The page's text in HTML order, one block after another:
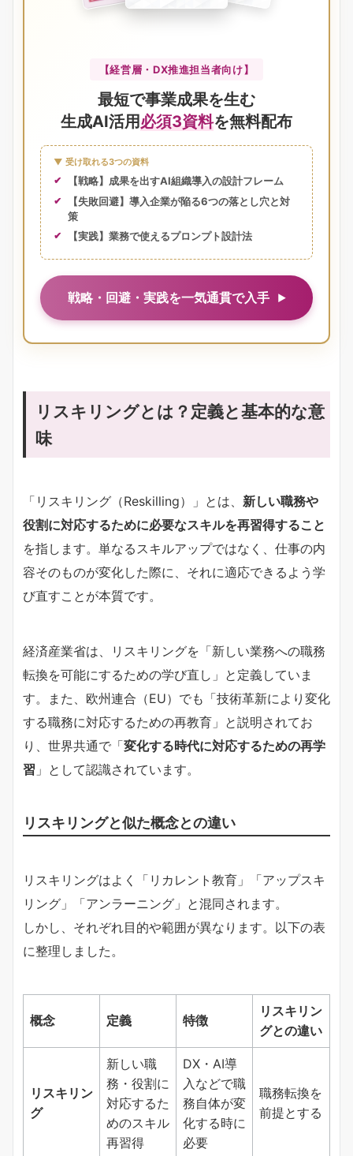
【経営層・DX推進担当者向け】
最短で事業成果を生む
生成AI活用必須3資料を無料配布
▼ 受け取れる3つの資料
【戦略】成果を出すAI組織導入の設計フレーム
【失敗回避】導入企業が陥る6つの落とし穴と対
策
【実践】業務で使えるプロンプト設計法
戦略・回避・実践を一気通貫で入手
リスキリングとは？定義と基本的な意
味
「リスキリング（Reskilling）」とは、 新しい職務や
役割に対応するために必要なスキルを再習得すること
を指します。単なるスキルアップではなく、仕事の内
容そのものが変化した際に、それに適応できるよう学
び直すことが本質です。
経済産業省は、リスキリングを「新しい業務への職務
転換を可能にするための学び直し」と定義していま
す。また、欧州連合（EU）でも「技術革新により変化
する職務に対応するための再教育」と説明されてお
り、世界共通で「変化する時代に対応するための再学
習 」として認識されています。
リスキリングと似た概念との違い
リスキリングはよく「リカレント教育」「アップスキ
リング」「アンラーニング」と混同されます。
しかし、それぞれ目的や範囲が異なります。以下の表
に整理しました。
概念 定義 特徴
リスキリン
グとの違い
リスキリン
グ
新しい職
務・役割に
対応するた
めのスキル
再習得
DX・AI導
入などで職
務自体が変
化する時に
必要
職務転換を
前提とする